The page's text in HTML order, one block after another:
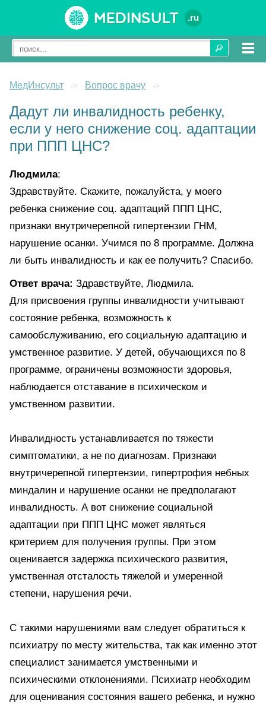
Medinsult .ru
МедИнсульт -> Вопрос врачу ->
Дадут ли инвалидность ребенку,
если у него снижение соц. адаптации
при ППП ЦНС?
Людмила:
Здравствуйте. Скажите, пожалуйста, у моего
ребенка снижение соц. адаптаций ППП ЦНС,
признаки внутричерепной гипертензии ГНМ,
нарушение осанки. Учимся по 8 программе. Должна
ли быть инвалидность и как ее получить? Спасибо.
Ответ врача: Здравствуйте, Людмила.
Для присвоения группы инвалидности учитывают
состояние ребенка, возможность к
самообслуживанию, его социальную адаптацию и
умственное развитие. У детей, обучающихся по 8
программе, ограничены возможности здоровья,
наблюдается отставание в психическом и
умственном развитии.
Инвалидность устанавливается по тяжести
симптоматики, а не по диагнозам. Признаки
внутричерепной гипертензии, гипертрофия небных
миндалин и нарушение осанки не предполагают
инвалидность. А вот снижение социальной
адаптации при ППП ЦНС может являться
критерием для получения группы. При этом
оценивается задержка психического развития,
умственная отсталость тяжелой и умеренной
степени, нарушения речи.
С такими нарушениями вам следует обратиться к
психиатру по месту жительства, так как именно этот
специалист занимается умственными и
психическими отклонениями. Психиатр необходим
для оценивания состояния вашего ребенка, и нужно